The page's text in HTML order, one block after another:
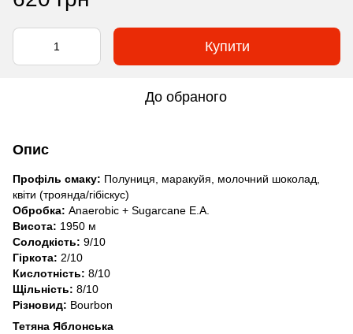
Купити
До обраного
Опис
Профіль смаку: Полуниця, маракуйя, молочний шоколад,
квіти (троянда/гібіскус)
Обробка: Anaerobic + Sugarcane E.A.
Висота: 1950 м
Солодкість: 9/10
Гіркота: 2/10
Кислотність: 8/10
Щільність: 8/10
Різновид: Bourbon
Тетяна Яблонська